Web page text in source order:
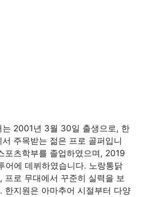
는 2001년 3월 30일 출생으로, 한
주목받는 젊은 프로 골퍼입니
포츠학부를 졸업하였으며, 2019
어에 데뷔하였습니다. 노랑통닭
프로 무대에서 꾸준히 실력을 보
한지원은 아마추어 시절부터 다양